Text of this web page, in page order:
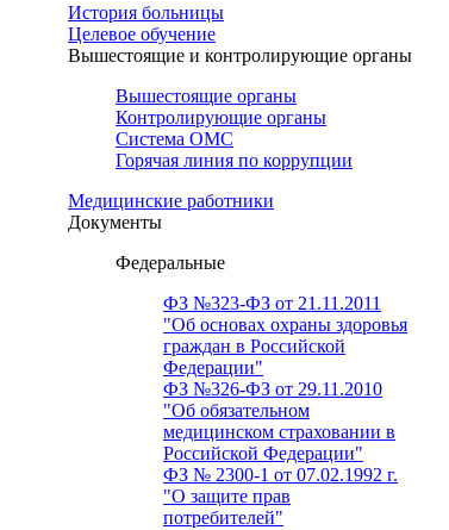
История больницы
Целевое обучение
Вышестоящие и контролирующие органы
Вышестоящие органы
Контролирующие органы
Система ОМС
Горячая линия по коррупции
Медицинские работники
Документы
Федеральные
ФЗ №323-ФЗ от 21.11.2011
"Об основах охраны здоровья
граждан в Российской
Федерации"
ФЗ №326-ФЗ от 29.11.2010
"Об обязательном
медицинском страховании в
Российской Федерации"
ФЗ № 2300-1 от 07.02.1992 г.
"О защите прав
потребителей"